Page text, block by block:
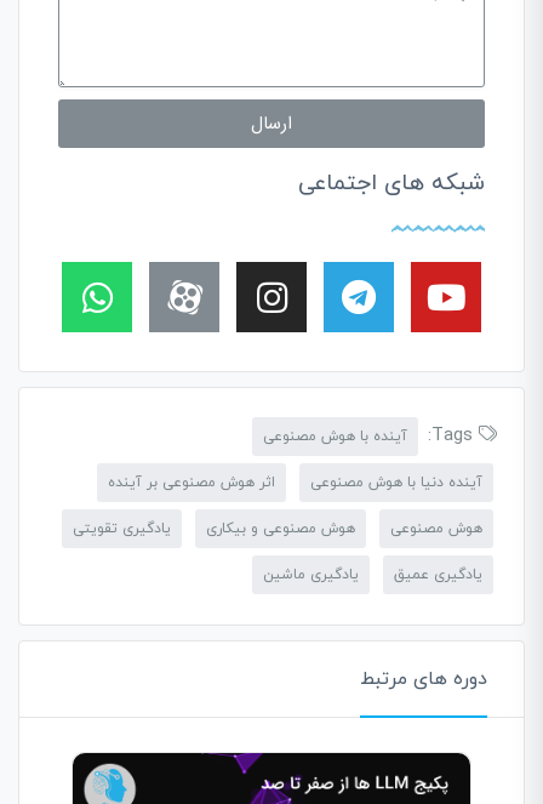
ارسال
شبکه های اجتماعی
Tags: آینده با هوش مصنوعی
آینده دنیا با هوش مصنوعی اثر هوش مصنوعی بر آینده
هوش مصنوعی هوش مصنوعی و بیکاری یادگیری تقویتی
یادگیری عمیق یادگیری ماشین
دوره های مرتبط